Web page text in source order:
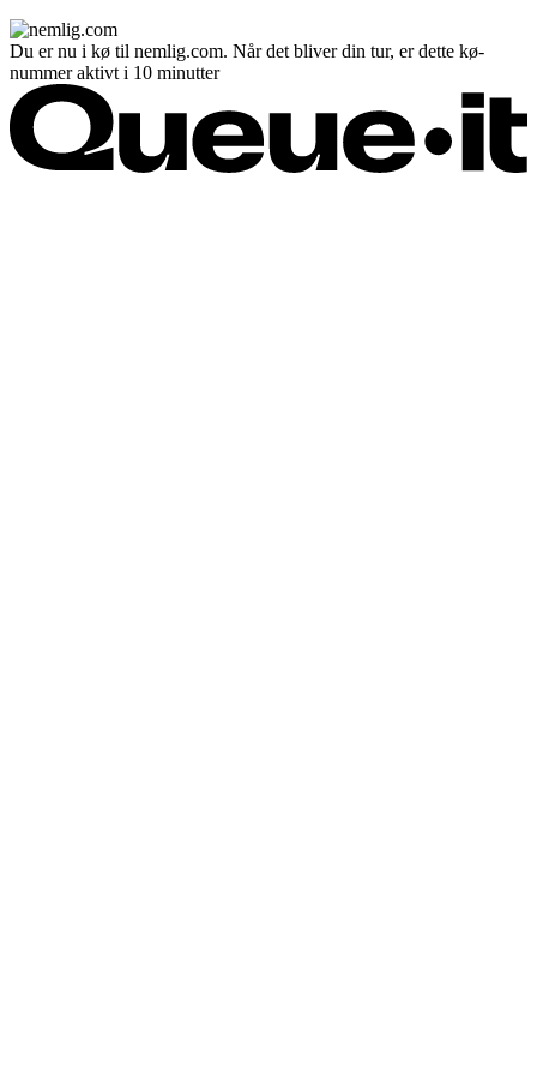
Du er nu i kø til nemlig.com. Når det bliver din tur, er dette kø-
nummer aktivt i 10 minutter